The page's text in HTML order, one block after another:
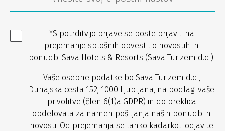
*S potrditvijo prijave se boste prijavili na
prejemanje splošnih obvestil o novostih in
ponudbi Sava Hotels & Resorts (Sava Turizem d.d.).
Vaše osebne podatke bo Sava Turizem d.d.,
Dunajska cesta 152, 1000 Ljubljana, na podlagi vaše
privolitve (člen 6(1)a GDPR) in do preklica
obdelovala za namen pošiljanja naših ponudb in
novosti. Od prejemanja se lahko kadarkoli odjavite